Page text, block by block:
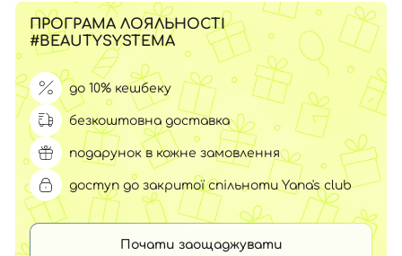
ПРОГРАМА ЛОЯЛЬНОСТІ
#BEAUTYSYSTEMA
до 10% кешбеку
безкоштовна доставка
подарунок в кожне замовлення
доступ до закритої спільноти Yana's club
Почати заощаджувати